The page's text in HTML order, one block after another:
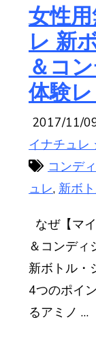
女性
レ 新
＆コ
体験
2017/11/
イナチュレ
コンデ
ュレ, 新ボ
なぜ【マ
＆コンデ
新ボトル・
4つのポイ
るアミノ …